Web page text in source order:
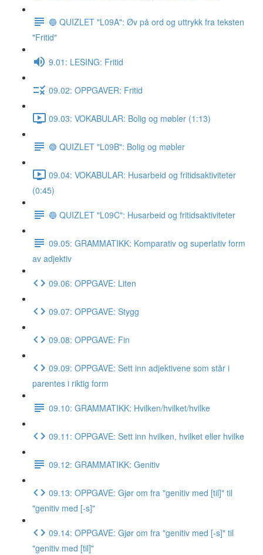
🔵 QUIZLET "L09A": Øv på ord og uttrykk fra teksten
"Fritid"
9.01: LESING: Fritid
09.02: OPPGAVER: Fritid
09.03: VOKABULAR: Bolig og møbler (1:13)
🔵 QUIZLET "L09B": Bolig og møbler
09.04: VOKABULAR: Husarbeid og fritidsaktiviteter
(0:45)
🔵 QUIZLET "L09C": Husarbeid og fritidsaktiviteter
09.05: GRAMMATIKK: Komparativ og superlativ form
av adjektiv
09.06: OPPGAVE: Liten
09.07: OPPGAVE: Stygg
09.08: OPPGAVE: Fin
09.09: OPPGAVE: Sett inn adjektivene som står i
parentes i riktig form
09.10: GRAMMATIKK: Hvilken/hvilket/hvilke
09.11: OPPGAVE: Sett inn hvilken, hvilket eller hvilke
09.12: GRAMMATIKK: Genitiv
09.13: OPPGAVE: Gjør om fra "genitiv med [til]" til
"genitiv med [-s]"
09.14: OPPGAVE: Gjør om fra "genitiv med [-s]" til
"genitiv med [til]"